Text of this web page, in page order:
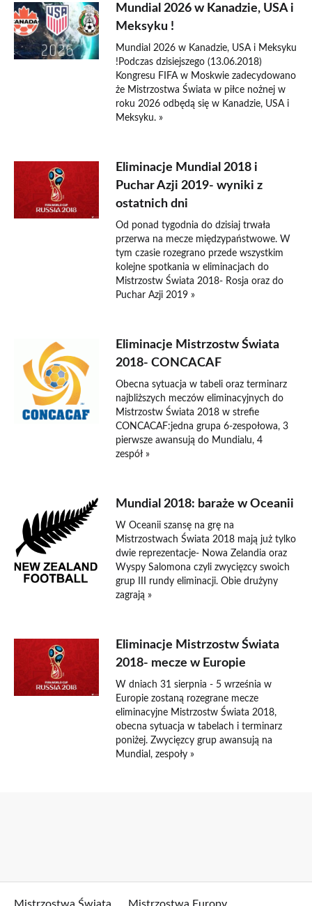
Mundial 2026 w Kanadzie, USA i
Meksyku !
Mundial 2026 w Kanadzie, USA i Meksyku
!Podczas dzisiejszego (13.06.2018)
Kongresu FIFA w Moskwie zadecydowano
że Mistrzostwa Świata w piłce nożnej w
roku 2026 odbędą się w Kanadzie, USA i
Meksyku. »
Eliminacje Mundial 2018 i
Puchar Azji 2019- wyniki z
ostatnich dni
Od ponad tygodnia do dzisiaj trwała
przerwa na mecze międzypaństwowe. W
tym czasie rozegrano przede wszystkim
kolejne spotkania w eliminacjach do
Mistrzostw Świata 2018- Rosja oraz do
Puchar Azji 2019 »
Eliminacje Mistrzostw Świata
2018- CONCACAF
Obecna sytuacja w tabeli oraz terminarz
najbliższych meczów eliminacyjnych do
Mistrzostw Świata 2018 w strefie
CONCACAF:jedna grupa 6-zespołowa, 3
pierwsze awansują do Mundialu, 4
zespół »
Mundial 2018: baraże w Oceanii
W Oceanii szansę na grę na
Mistrzostwach Świata 2018 mają już tylko
dwie reprezentacje- Nowa Zelandia oraz
Wyspy Salomona czyli zwycięzcy swoich
grup III rundy eliminacji. Obie drużyny
zagrają »
Eliminacje Mistrzostw Świata
2018- mecze w Europie
W dniach 31 sierpnia - 5 września w
Europie zostaną rozegrane mecze
eliminacyjne Mistrzostw Świata 2018,
obecna sytuacja w tabelach i terminarz
poniżej. Zwycięzcy grup awansują na
Mundial, zespoły »